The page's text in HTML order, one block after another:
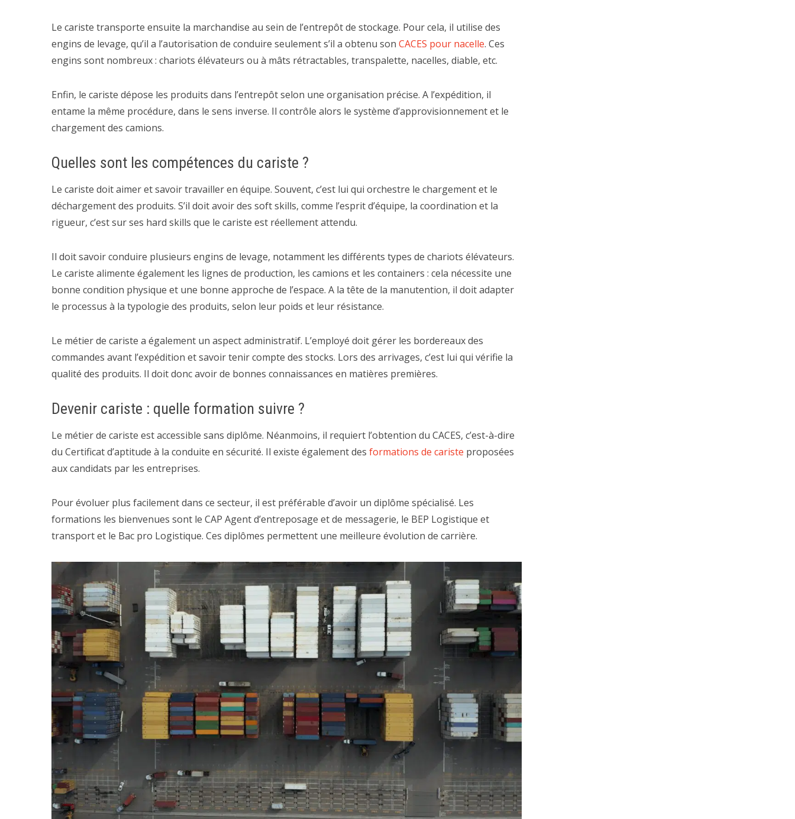
Le cariste transporte ensuite la marchandise au sein de l’entrepôt de stockage. Pour cela, il utilise des
engins de levage, qu’il a l’autorisation de conduire seulement s’il a obtenu son CACES pour nacelle. Ces
engins sont nombreux : chariots élévateurs ou à mâts rétractables, transpalette, nacelles, diable, etc.
Enfin, le cariste dépose les produits dans l’entrepôt selon une organisation précise. A l’expédition, il
entame la même procédure, dans le sens inverse. Il contrôle alors le système d’approvisionnement et le
chargement des camions.
Quelles sont les compétences du cariste ?
Le cariste doit aimer et savoir travailler en équipe. Souvent, c’est lui qui orchestre le chargement et le
déchargement des produits. S’il doit avoir des soft skills, comme l’esprit d’équipe, la coordination et la
rigueur, c’est sur ses hard skills que le cariste est réellement attendu.
Il doit savoir conduire plusieurs engins de levage, notamment les différents types de chariots élévateurs.
Le cariste alimente également les lignes de production, les camions et les containers : cela nécessite une
bonne condition physique et une bonne approche de l’espace. A la tête de la manutention, il doit adapter
le processus à la typologie des produits, selon leur poids et leur résistance.
Le métier de cariste a également un aspect administratif. L’employé doit gérer les bordereaux des
commandes avant l’expédition et savoir tenir compte des stocks. Lors des arrivages, c’est lui qui vérifie la
qualité des produits. Il doit donc avoir de bonnes connaissances en matières premières.
Devenir cariste : quelle formation suivre ?
Le métier de cariste est accessible sans diplôme. Néanmoins, il requiert l’obtention du CACES, c’est-à-dire
du Certificat d’aptitude à la conduite en sécurité. Il existe également des formations de cariste proposées
aux candidats par les entreprises.
Pour évoluer plus facilement dans ce secteur, il est préférable d’avoir un diplôme spécialisé. Les
formations les bienvenues sont le CAP Agent d’entreposage et de messagerie, le BEP Logistique et
transport et le Bac pro Logistique. Ces diplômes permettent une meilleure évolution de carrière.